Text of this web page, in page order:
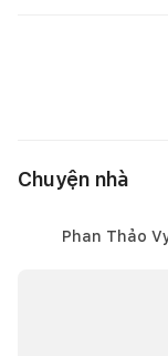
Chuyện nhà
Phan Thảo